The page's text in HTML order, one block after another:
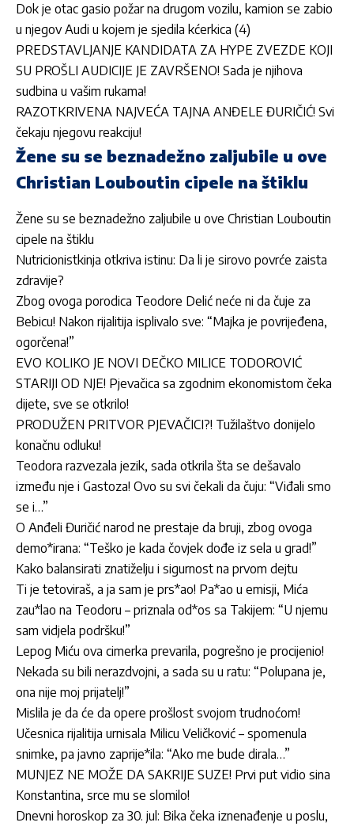
Dok je otac gasio požar na drugom vozilu, kamion se zabio
u njegov Audi u kojem je sjedila kćerkica (4)
PREDSTAVLJANJE KANDIDATA ZA HYPE ZVEZDE KOJI
SU PROŠLI AUDICIJE JE ZAVRŠENO! Sada je njihova
sudbina u vašim rukama!
RAZOTKRIVENA NAJVEĆA TAJNA ANĐELE ĐURIČIĆ! Svi
čekaju njegovu reakciju!
Žene su se beznadežno zaljubile u ove
Christian Louboutin cipele na štiklu
Žene su se beznadežno zaljubile u ove Christian Louboutin
cipele na štiklu
Nutricionistkinja otkriva istinu: Da li je sirovo povrće zaista
zdravije?
Zbog ovoga porodica Teodore Delić neće ni da čuje za
Bebicu! Nakon rijalitija isplivalo sve: “Majka je povrijeđena,
ogorčena!”
EVO KOLIKO JE NOVI DEČKO MILICE TODOROVIĆ
STARIJI OD NJE! Pjevačica sa zgodnim ekonomistom čeka
dijete, sve se otkrilo!
PRODUŽEN PRITVOR PJEVAČICI?! Tužilaštvo donijelo
konačnu odluku!
Teodora razvezala jezik, sada otkrila šta se dešavalo
između nje i Gastoza! Ovo su svi čekali da čuju: “Viđali smo
se i…”
O Anđeli Đuričić narod ne prestaje da bruji, zbog ovoga
demo*irana: “Teško je kada čovjek dođe iz sela u grad!”
Kako balansirati znatiželju i sigurnost na prvom dejtu
Ti je tetoviraš, a ja sam je prs*ao! Pa*ao u emisji, Mića
zau*lao na Teodoru – priznala od*os sa Takijem: “U njemu
sam vidjela podršku!”
Lepog Miću ova cimerka prevarila, pogrešno je procijenio!
Nekada su bili nerazdvojni, a sada su u ratu: “Polupana je,
ona nije moj prijatelj!”
Mislila je da će da opere prošlost svojom trudnoćom!
Učesnica rijalitija urnisala Milicu Veličković – spomenula
snimke, pa javno zaprije*ila: “Ako me bude dirala…”
MUNJEZ NE MOŽE DA SAKRIJE SUZE! Prvi put vidio sina
Konstantina, srce mu se slomilo!
Dnevni horoskop za 30. jul: Bika čeka iznenađenje u poslu,